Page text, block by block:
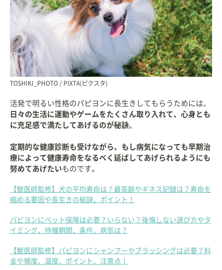
TOSHIKI_PHOTO / PIXTA(ピクスタ)
活発で明るい性格のパピヨンに長生きしてもらうためには、
日々の生活に運動やゲームをたくさん取り入れて、心身とも
に充足感で満たしてあげるのが秘訣。
定期的な健康診断も受けながら、もし病気になっても早期治
療によって健康寿命をなるべく延ばしてあげられるようにも
努めてあげたいものです。
【獣医師監修】犬の平均寿命は？最高齢やギネス記録は？寿命を
縮める要因や長生きの秘訣、ポイント！
パピヨンにペット保険は必要？いらない？後悔しない選び方やタ
イミング、待機期間、条件、病気は？
【獣医師監修】パピヨンにシャンプーやブラッシングは必要？料
金や頻度、温度、ポイント、注意点！